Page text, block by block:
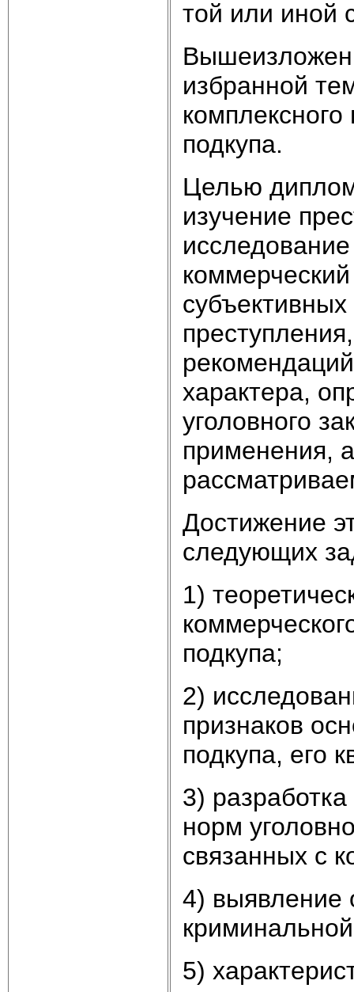
той или иной
избранной
подкупа.
Целью
изучение
характера,
уголовного
применения,
Достижение
следующих
1)
подкупа;
2)
признаков
подкупа, его
3)
норм
связанных с
4) выявление
5)